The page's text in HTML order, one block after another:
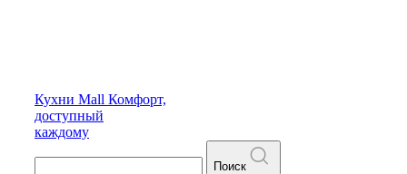
Кухни Mall Комфорт,
доступный
каждому
Поиск